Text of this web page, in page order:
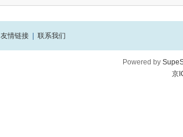
友情链接 联系我们
Powered by
京